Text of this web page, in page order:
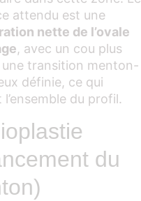
attendu est une
nette de l’ovale
, avec un cou plus
une transition menton-
définie, ce qui
l’ensemble du profil.
du